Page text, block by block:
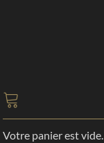
Votre panier est vide.